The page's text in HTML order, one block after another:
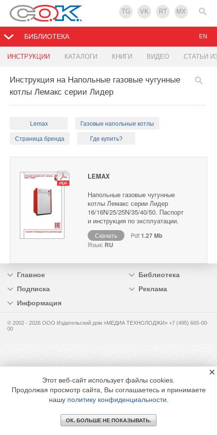
TG VK RT MX
БИБЛИОТЕКА
ИНСТРУКЦИИ КАТАЛОГИ КНИГИ ВИДЕО СТАТЬИ
EN
Инструкция на Напольные газовые чугунные
котлы Лемакс серии Лидер
Lemax Газовые напольные котлы
Страница бренда Где купить?
LEMAX
Напольные газовые чугунные
котлы Лемакс серии Лидер
16/16N/25/25N/35/40/50. Паспорт
и инструкция по эксплуатации.
Скачать Pdf1.27 Mb
Язык: RU
Главное
Библиотека
Подписка
Реклама
Информация
© 2002 - 2026 OOO Издательский дом «МЕДИА ТЕХНОЛОДЖИ» +7 (495) 665-00-
00
Этот веб-сайт использует файлы cookies.
Продолжая просмотр сайта, Вы соглашаетесь и принимаете
нашу политику конфиденциальности
ОК. БОЛЬШЕ НЕ ПОКАЗЫВАТЬ.
×